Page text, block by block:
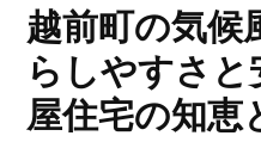
越前町の気候
らしやすさ
屋住宅の知恵